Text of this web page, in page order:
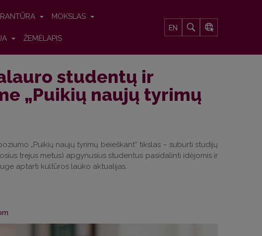
MOKSLAS
ŽEMĖLAPIS
EN
studentų ir
„Puikių naujų tyrimų
„Puikių naujų tyrimų beieškant“ tikslas – suburti studijų
trejus metus) apgynusius studentus pasidalinti idėjomis ir
aptarti kultūros lauko aktualijas.